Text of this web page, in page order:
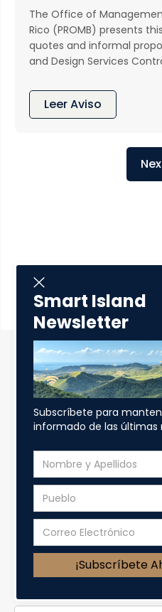
The Office of
Rico (PROMB) presents
quotes and informal
and Design Services
Leer Aviso
Someter
Si usted tiene una
contactar a algún
Banda Ancha de
forma a
Smart Island
Newsletter
Subscríbete para
informado de las últimas